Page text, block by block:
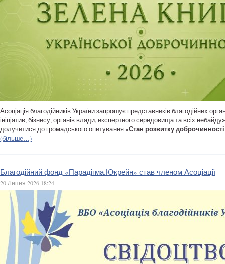
Асоціація благодійників України запрошує представників благодійних
ініціатив, бізнесу, органів влади, експертного середовища та всіх
долучитися до громадського опитування«Стан розвитку доброчинності
(більше…)
Благодійний фонд «Парадігма.Юкрейн» став членом Асоціації
20 Липня 2026 18:24